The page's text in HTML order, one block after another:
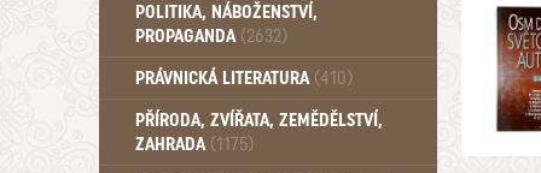
Pohádky, Dětské - Od roku 1949 (257)
POLITIKA, NÁBOŽENSTVÍ,
PROPAGANDA (2632)
PRÁVNICKÁ LITERATURA (410)
PŘÍRODA, ZVÍŘATA, ZEMĚDĚLSTVÍ,
ZAHRADA (1175)